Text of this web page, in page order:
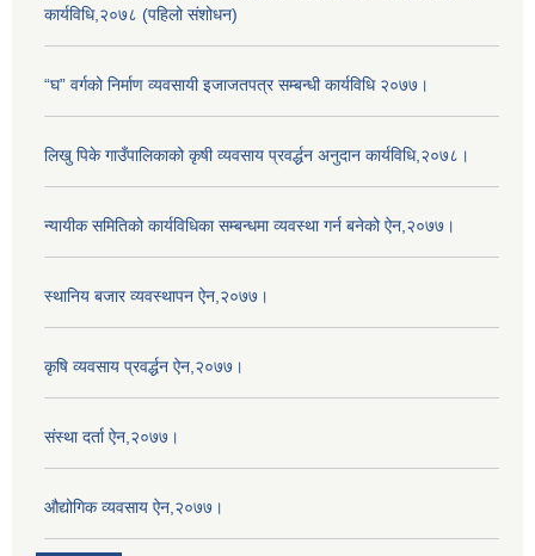
कार्यविधि,२०७८ (पहिलो संशोधन)
“घ” वर्गको निर्माण व्यवसायी इजाजतपत्र सम्बन्धी कार्यविधि २०७७।
लिखु पिके गाउँपालिकाको कृषी व्यवसाय प्रवर्द्धन अनुदान कार्यविधि,२०७८।
न्यायीक समितिको कार्यविधिका सम्बन्धमा व्यवस्था गर्न बनेको ऐन,२०७७।
स्थानिय बजार व्यवस्थापन ऐन,२०७७।
कृषि व्यवसाय प्रवर्द्धन ऐन,२०७७।
संस्था दर्ता ऐन,२०७७।
औद्योगिक व्यवसाय ऐन,२०७७।